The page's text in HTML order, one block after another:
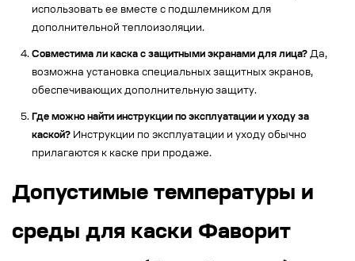
использовать ее вместе с подшлемником для
дополнительной теплоизоляции.
Совместима ли каска с защитными экранами для лица? Да,
возможна установка специальных защитных экранов,
обеспечивающих дополнительную защиту.
Где можно найти инструкции по эксплуатации и уходу за
каской? Инструкции по эксплуатации и уходу обычно
прилагаются к каске при продаже.
Допустимые температуры и
среды для каски Фаворит